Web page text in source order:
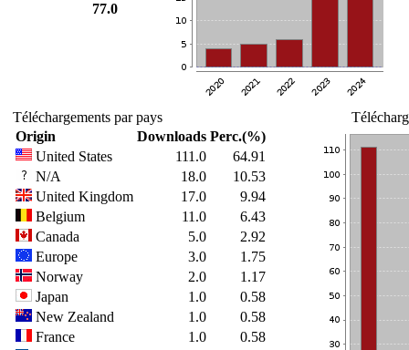
77.0
Téléchargements par pays
Origin
Downloads Perc.(%)
United States
111.0
64.91
N/A
18.0
10.53
United Kingdom
17.0
9.94
Belgium
11.0
6.43
Canada
5.0
2.92
Europe
3.0
1.75
Norway
2.0
1.17
Japan
1.0
0.58
New Zealand
1.0
0.58
France
1.0
0.58